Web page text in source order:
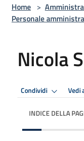
Home >
Personale
Nicola
Condividi Vedi
INDICE DELLA